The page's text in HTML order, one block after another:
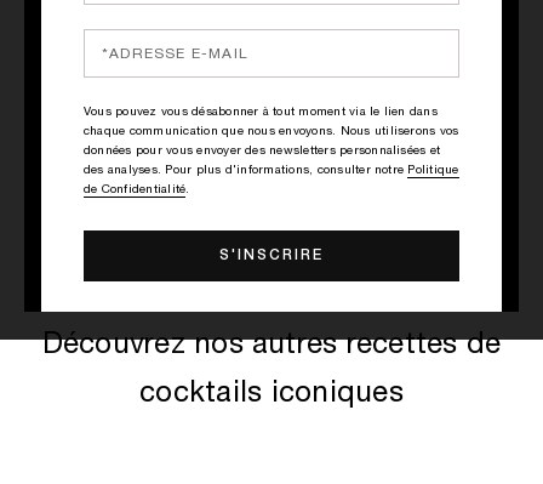
ACHAT RAPIDE
APPLE BRANDY ON THE
ROCKS
Accord On the Rocks, Pomme,
Brandy
ACHAT RAPIDE
APPLE BRANDY ON THE
ROCKS
Accord On the Rocks, Pomme,
Découvrez nos autres recettes de
cocktails iconiques
Vous pouvez vous désabonner à tout moment via le lien dans
chaque communication que nous envoyons. Nous utiliserons vos
données pour vous envoyer des newsletters personnalisées et
des analyses. Pour plus d'informations, consulter notre Politique
de Confidentialité.